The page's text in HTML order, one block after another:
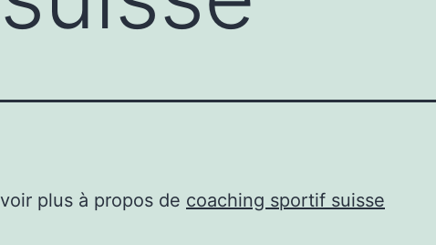
plus à propos de coaching sportif suisse